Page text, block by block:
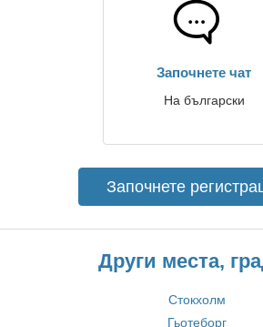
Започнете чат
На български
Започнете
Други места,
Стокхолм
Гьотеборг